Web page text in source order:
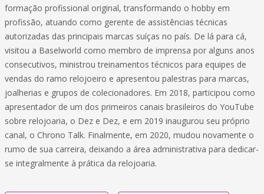
formação profissional original, transformando o hobby em
profissão, atuando como gerente de assistências técnicas
autorizadas das principais marcas suíças no país. De lá para cá,
visitou a Baselworld como membro de imprensa por alguns anos
consecutivos, ministrou treinamentos técnicos para equipes de
vendas do ramo relojoeiro e apresentou palestras para marcas,
joalherias e grupos de colecionadores. Em 2018, participou como
apresentador de um dos primeiros canais brasileiros do YouTube
sobre relojoaria, o Dez e Dez, e em 2019 inaugurou seu próprio
canal, o Chrono Talk. Finalmente, em 2020, mudou novamente o
rumo de sua carreira, deixando a área administrativa para dedicar-
se integralmente à prática da relojoaria.